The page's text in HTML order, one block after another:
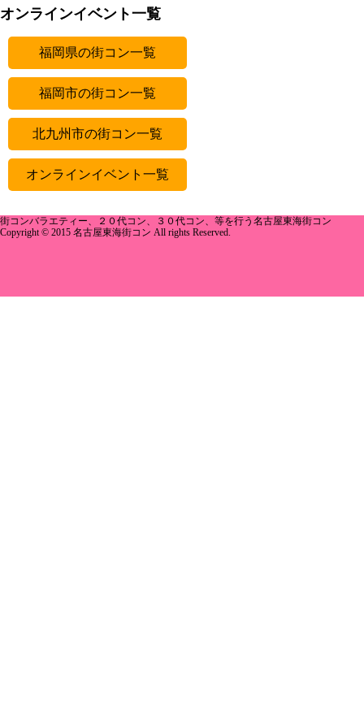
オンラインイベント一覧
福岡県の街コン一覧
福岡市の街コン一覧
北九州市の街コン一覧
オンラインイベント一覧
街コンバラエティー、２０代コン、３０代コン、等を行う名古屋東海街コン
Copyright © 2015 名古屋東海街コン All rights Reserved.